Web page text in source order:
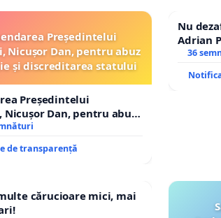
Președintelui
Nicușor Dan, pentru abuz
și discreditarea statului
Președintelui
Nicușor Dan, pentru abuz
și discreditarea statului
de transparență
Nu
Adrian
36
cărucioare mici, mai